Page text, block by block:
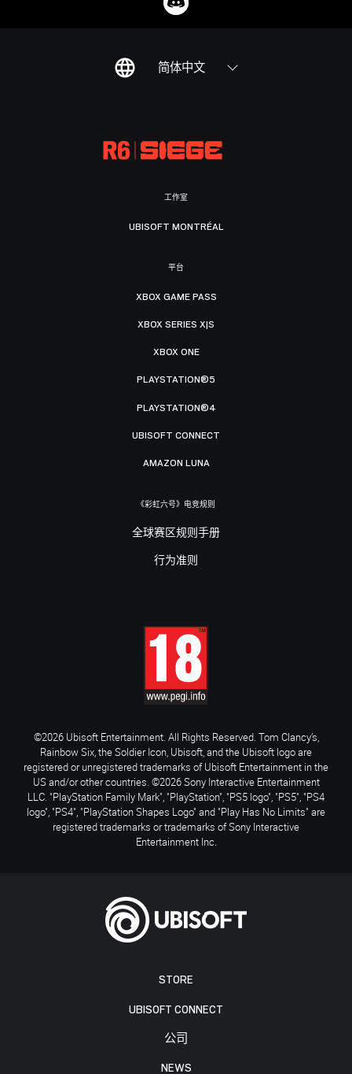
简体中文
STORE
UBISOFT CONNECT
公司
NEWS
工作室
UBISOFT MONTRÉAL
平台
XBOX GAME PASS
XBOX SERIES X|S
XBOX ONE
PLAYSTATION®5
PLAYSTATION®4
UBISOFT CONNECT
AMAZON LUNA
《彩虹六号》电竞规则
全球赛区规则手册
行为准则
©2026 Ubisoft Entertainment. All Rights Reserved. Tom Clancy’s,
Rainbow Six, the Soldier Icon, Ubisoft, and the Ubisoft logo are
registered or unregistered trademarks of Ubisoft Entertainment in the
US and/or other countries. ©2026 Sony Interactive Entertainment
LLC. "PlayStation Family Mark", "PlayStation", "PS5 logo", "PS5", "PS4
logo", "PS4", "PlayStation Shapes Logo" and "Play Has No Limits" are
registered trademarks or trademarks of Sony Interactive
Entertainment Inc.